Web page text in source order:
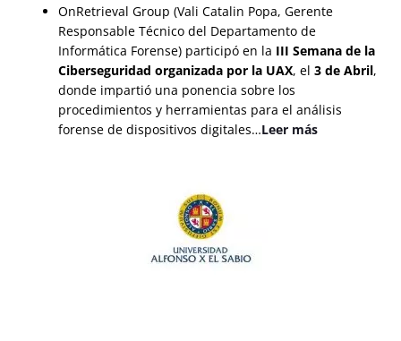
OnRetrieval Group (Vali Catalin Popa, Gerente
Responsable Técnico del Departamento de
Informática Forense) participó en la III Semana de la
Ciberseguridad organizada por la UAX, el 3 de Abril,
donde impartió una ponencia sobre los
procedimientos y herramientas para el análisis
forense de dispositivos digitales…Leer más